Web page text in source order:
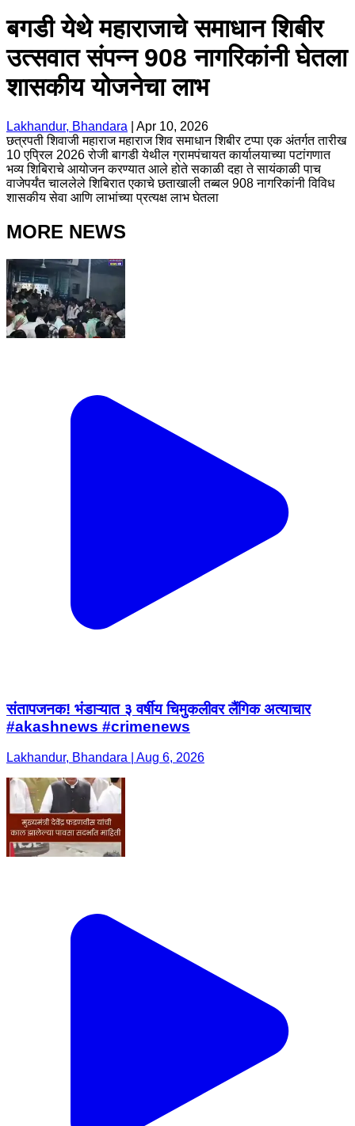
बगडी येथे महाराजाचे समाधान शिबीर
उत्सवात संपन्न 908 नागरिकांनी घेतला
शासकीय योजनेचा लाभ
Lakhandur, Bhandara
Apr 10, 2026
छत्रपती शिवाजी महाराज महाराज शिव समाधान शिबीर टप्पा एक अंतर्गत तारीख
10 एप्रिल 2026 रोजी बागडी येथील ग्रामपंचायत कार्यालयाच्या पटांगणात
भव्य शिबिराचे आयोजन करण्यात आले होते सकाळी दहा ते सायंकाळी पाच
वाजेपर्यंत चाललेले शिबिरात एकाचे छताखाली तब्बल 908 नागरिकांनी विविध
शासकीय सेवा आणि लाभांच्या प्रत्यक्ष लाभ घेतला
MORE NEWS
संतापजनक! भंडाऱ्यात ३ वर्षीय चिमुकलीवर लैंगिक अत्याचार
#akashnews #crimenews
Lakhandur, Bhandara | Aug 6, 2026